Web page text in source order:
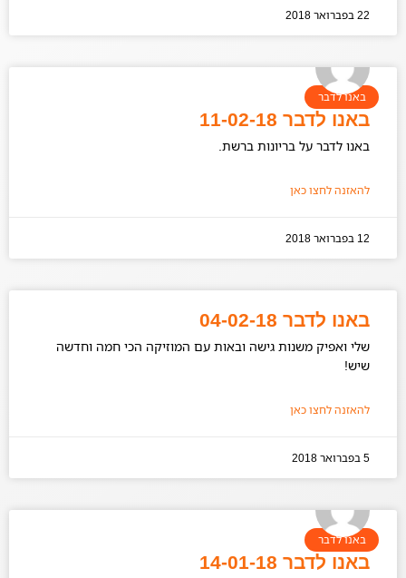
22 בפברואר 2018
באנו לדבר
באנו לדבר 11-02-18
באנו לדבר על בריונות ברשת.
להאזנה לחצו כאן
12 בפברואר 2018
באנו לדבר 04-02-18
שלי ואפיק משנות גישה ובאות עם המוזיקה הכי חמה וחדשה
שיש!
להאזנה לחצו כאן
5 בפברואר 2018
באנו לדבר
באנו לדבר 14-01-18